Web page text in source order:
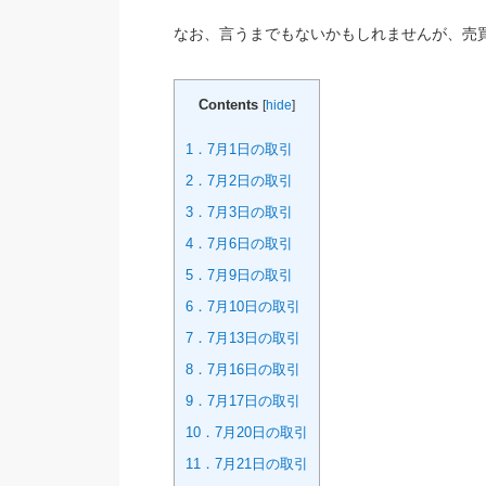
なお、言うまでもないかもしれませんが、売
Contents [hide]
1．7月1日の取引
2．7月2日の取引
3．7月3日の取引
4．7月6日の取引
5．7月9日の取引
6．7月10日の取引
7．7月13日の取引
8．7月16日の取引
9．7月17日の取引
10．7月20日の取引
11．7月21日の取引